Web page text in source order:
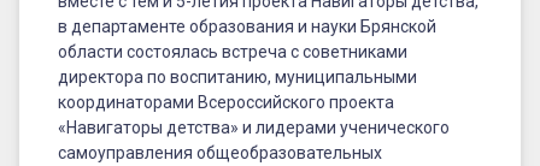
советниками
директора
в департаменте образования и науки Брянской
области состоялась встреча с советниками
директора по воспитанию, муниципальными
координаторами Всероссийского проекта
«Навигаторы детства» и лидерами ученического
самоуправления общеобразовательных